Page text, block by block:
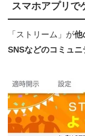
スマホアプリで
「ストリーム」が他
SNSなどのコミュニ